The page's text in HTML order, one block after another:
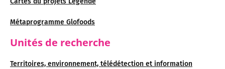
Métaprogramme Glofoods
Unités de recherche
Territoires, environnement, télédétection et information